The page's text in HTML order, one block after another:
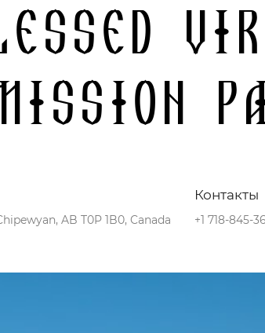
AB T0P 1B0, Canada
Контакты
+1 718-845-